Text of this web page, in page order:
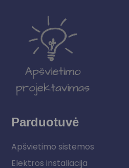
Parduotuvė
Apšvietimo sistemos
Elektros instaliacija